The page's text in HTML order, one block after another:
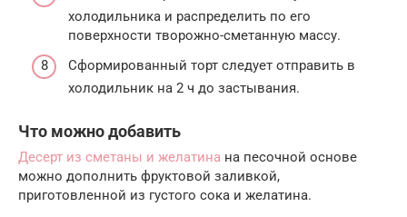
холодильника и распределить по его
поверхности творожно-сметанную массу.
Сформированный торт следует отправить в
холодильник на 2 ч до застывания.
Что можно добавить
Десерт из сметаны и желатина на песочной основе
можно дополнить фруктовой заливкой,
приготовленной из густого сока и желатина.